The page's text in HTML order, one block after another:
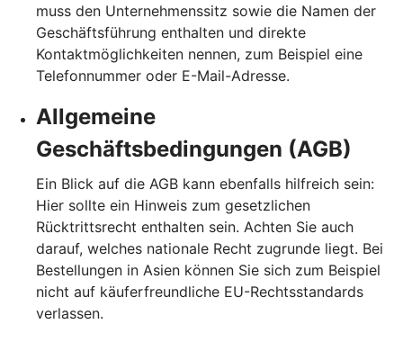
muss den Unternehmenssitz sowie die Namen der
Geschäftsführung enthalten und direkte
Kontaktmöglichkeiten nennen, zum Beispiel eine
Telefonnummer oder E-Mail-Adresse.
Allgemeine
Geschäftsbedingungen (AGB)
Ein Blick auf die AGB kann ebenfalls hilfreich sein:
Hier sollte ein Hinweis zum gesetzlichen
Rücktrittsrecht enthalten sein. Achten Sie auch
darauf, welches nationale Recht zugrunde liegt. Bei
Bestellungen in Asien können Sie sich zum Beispiel
nicht auf käuferfreundliche EU-Rechtsstandards
verlassen.